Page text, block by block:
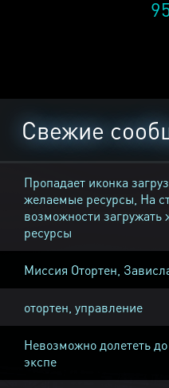
Свежие
Пропадает иконка
желаемые ресурсы, На
возможности
ресурсы
Миссия Отортен,
отортен, управление
Невозможно долететь
экспе